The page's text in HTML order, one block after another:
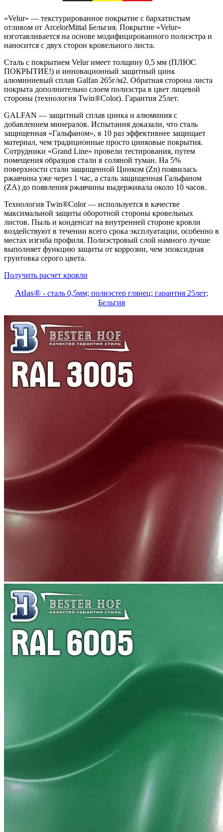
«Velur» — текстурированное покрытие с бархатистым
отливом от ArcelorMittal Бельгия. Покрытие «Velur»
изготавливается на основе модифицированного полиэстра и
наносится с двух сторон кровельного листа.
Сталь с покрытием Velur имеет толщину 0,5 мм (ПЛЮС
ПОКРЫТИЕ!) и инновационный защитный цинк
алюминиевый сплав Galfan 265г/м2. Обратная сторона листа
покрыта дополнительно слоем полиэстра в цвет лицевой
стороны (технология Twin®Color). Гарантия 25лет.
GALFAN — защитный сплав цинка и алюминия с
добавлением минералов. Испытания доказали, что сталь
защищенная «Гальфаном», в 10 раз эффективнее защищает
материал, чем традиционные просто цинковые покрытия.
Сотрудники «Grand Line» провели тестирования, путем
помещения образцов стали в соляной туман. На 5%
поверхности стали защищенной Цинком (Zn) появилась
ржавчина уже через 1 час, а сталь защищенная Гальфаном
(ZA) до появления ржавчины выдерживала около 10 часов.
Технология Twin®Color — используется в качестве
максимальной защиты оборотной стороны кровельных
листов. Пыль и конденсат на внутренней стороне кровли
воздействуют в течении всего срока эксплуатации, особенно в
местах изгиба профиля. Полиэстровый слой намного лучше
выполняет функцию защиты от коррозии, чем эпоксидная
грунтовка серого цвета.
Получить расчет кровли
Atlas® - сталь 0,5мм; полиэстер глянец; гарантия 25лет;
Бельгия